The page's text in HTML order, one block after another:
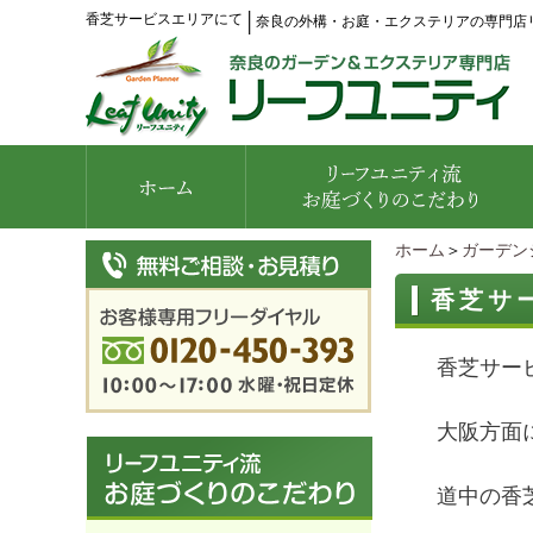
香芝サービスエリアにて 奈良の外構・お庭・エクステリアの専門店
ホーム ＞ ガーデ
香芝サ
香芝サー
大阪方面
道中の香